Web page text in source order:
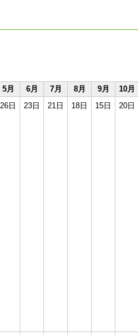
5月 6月 7月 8月 9月 10月
26日 23日 21日 18日 15日 20日